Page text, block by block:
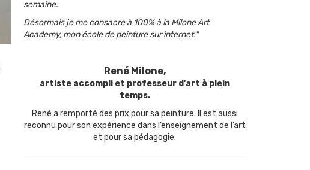
semaine.
Désormaisje me consacre à 100% à la Milone Art
Academy, mon école de peinture sur internet."
René Milone,
artiste accompli et professeur d'art à plein
temps.
René a remporté des prix pour sa peinture. Il est aussi
reconnu pour son expérience dans l’enseignement de l’art
et pour sa pédagogie.